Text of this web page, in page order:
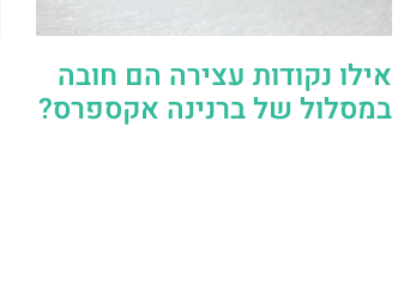
אילו נקודות עצירה הם חובה
במסלול של ברנינה אקספרס?